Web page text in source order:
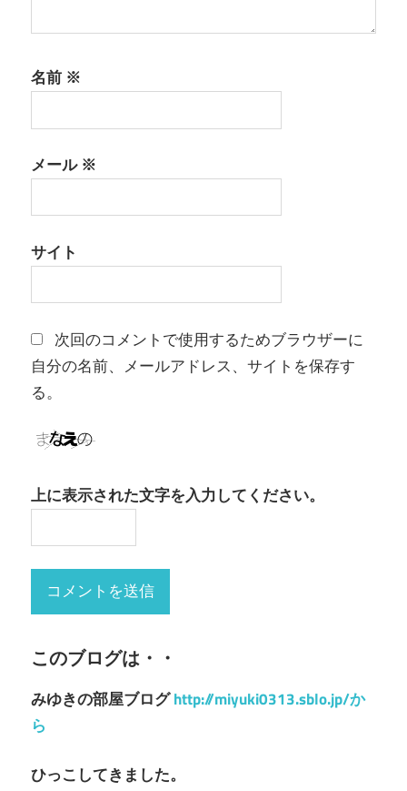
名前 ※
メール※
サイト
次回のコメントで使用するためブラウザーに
自分の名前、メールアドレス、サイトを保存す
る。
上に表示された文字を入力してください。
このブログは・・
みゆきの部屋ブログhttp://miyuki0313.sblo.jp/か
ら
ひっこしてきました。